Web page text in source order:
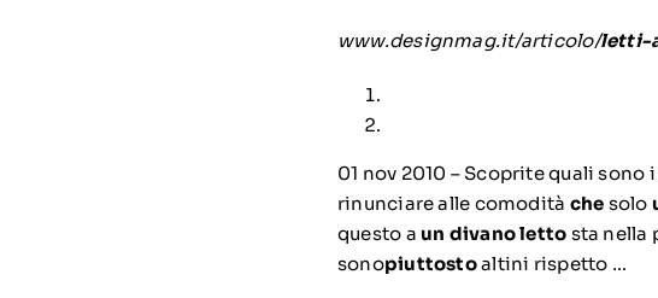
www.designmag.it/articolo/letti-
01 nov 2010 – Scoprite quali sono
rinunciare alle comodità che solo
questo a un divano letto sta nella
sonopiuttostoaltini rispetto …